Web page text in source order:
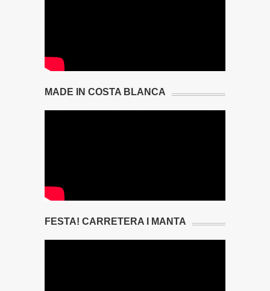
MADE IN COSTA BLANCA
FESTA! CARRETERA I MANTA